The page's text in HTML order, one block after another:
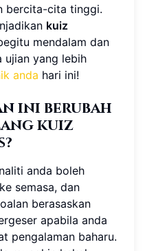
bercita-cita tinggi.
kuiz
mendalam dan
ujian yang lebih
anda hari ini!
ini berubah
kuiz
anda boleh
semasa, dan
berasaskan
apabila anda
pengalaman baharu.